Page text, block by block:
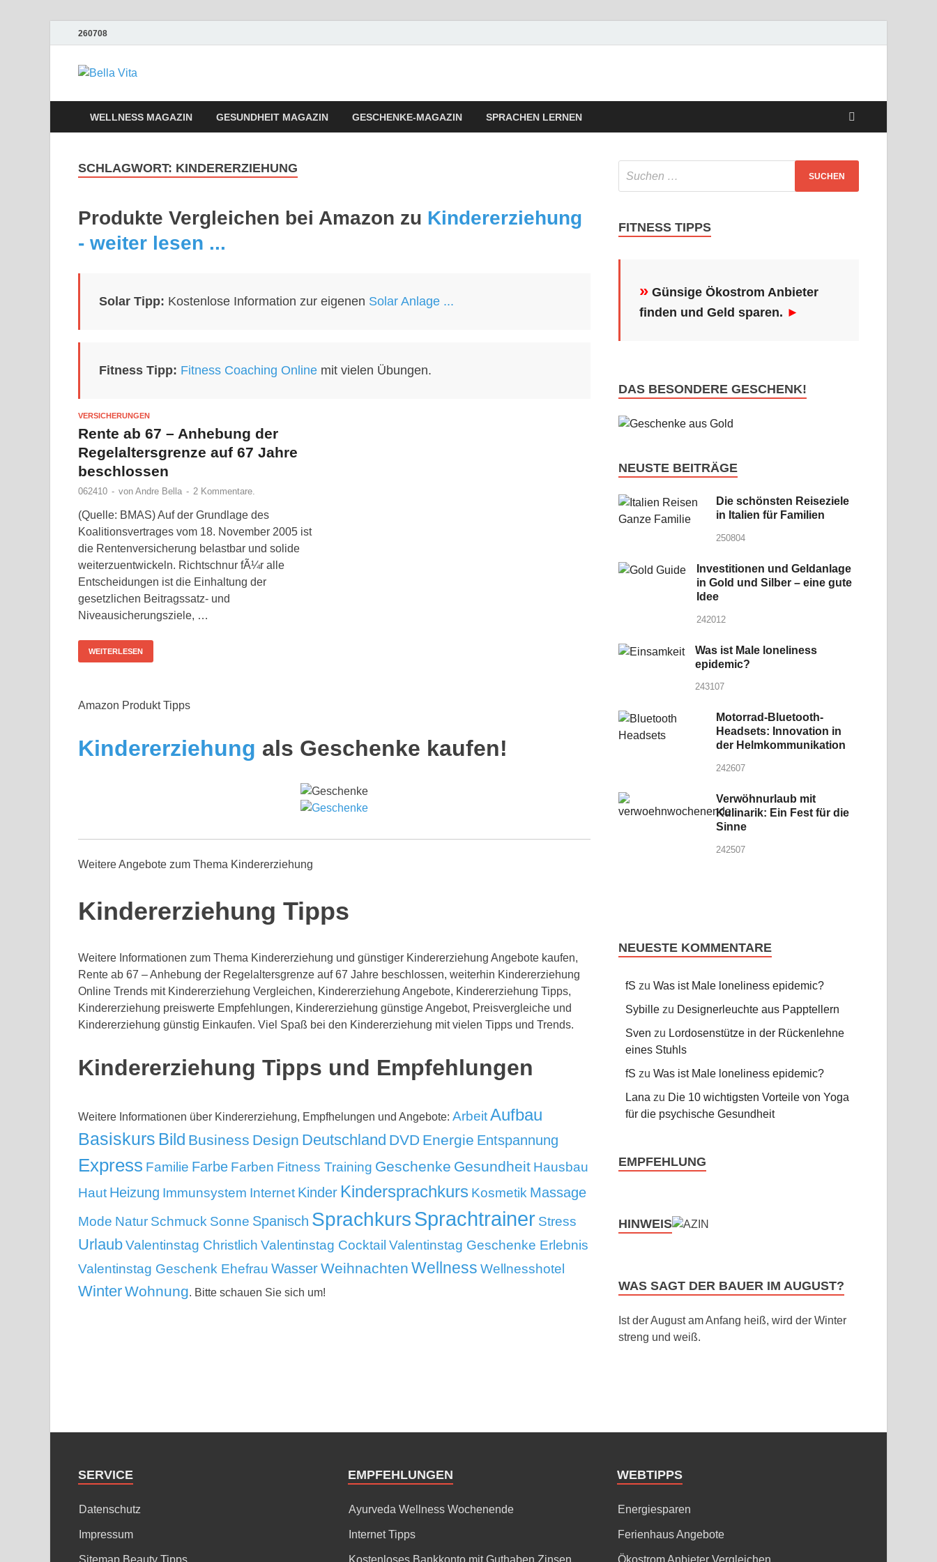
260708
Bella Vita Wellness Fitness Tipps
WELLNESS MAGAZIN GESUNDHEIT MAGAZIN GESCHENKE-MAGAZIN SPRACHEN LERNEN
SCHLAGWORT: KINDERERZIEHUNG
Produkte Vergleichen bei Amazon zu Kindererziehung
- weiter lesen ...
Solar Tipp: Kostenlose Information zur eigenen Solar Anlage ...
Fitness Tipp: Fitness Coaching Online mit vielen Übungen.
VERSICHERUNGEN
Rente ab 67 – Anhebung der
Regelaltersgrenze auf 67 Jahre
beschlossen
062410 - von Andre Bella - 2 Kommentare.
(Quelle: BMAS) Auf der Grundlage des
Koalitionsvertrages vom 18. November 2005 ist
die Rentenversicherung belastbar und solide
weiterzuentwickeln. Richtschnur fÃ¼r alle
Entscheidungen ist die Einhaltung der
gesetzlichen Beitragssatz- und
Niveausicherungsziele, …
WEITERLESEN
Amazon Produkt Tipps
Kindererziehung als Geschenke kaufen!
Weitere Angebote zum Thema Kindererziehung
Kindererziehung Tipps
Weitere Informationen zum Thema Kindererziehung und günstiger Kindererziehung Angebote kaufen,
Rente ab 67 – Anhebung der Regelaltersgrenze auf 67 Jahre beschlossen, weiterhin Kindererziehung
Online Trends mit Kindererziehung Vergleichen, Kindererziehung Angebote, Kindererziehung Tipps,
Kindererziehung preiswerte Empfehlungen, Kindererziehung günstige Angebot, Preisvergleiche und
Kindererziehung günstig Einkaufen. Viel Spaß bei den Kindererziehung mit vielen Tipps und Trends.
Kindererziehung Tipps und Empfehlungen
Weitere Informationen über Kindererziehung, Empfhelungen und Angebote: ArbeitAufbau
Basiskurs Bild Business Design Deutschland DVD Energie Entspannung
Express Familie Farbe Farben Fitness Training Geschenke Gesundheit Hausbau
Haut Heizung Immunsystem Internet Kinder Kindersprachkurs Kosmetik Massage
Mode Natur Schmuck Sonne Spanisch SprachkursSprachtrainer Stress
UrlaubValentinstag Christlich Valentinstag Cocktail Valentinstag Geschenke Erlebnis
Valentinstag Geschenk Ehefrau WasserWeihnachten Wellness Wellnesshotel
WinterWohnung. Bitte schauen Sie sich um!
FITNESS TIPPS
» Günsige Ökostrom Anbieter
finden und Geld sparen. ►
DAS BESONDERE GESCHENK!
NEUSTE BEITRÄGE
Die schönsten Reiseziele
in Italien für Familien
250804
Investitionen und Geldanlage
in Gold und Silber – eine gute
Idee
242012
Was ist Male loneliness
epidemic?
243107
Motorrad-Bluetooth-
Headsets: Innovation in
der Helmkommunikation
242607
Verwöhnurlaub mit
Kulinarik: Ein Fest für die
Sinne
242507
NEUESTE KOMMENTARE
fS zuWas ist Male loneliness epidemic?
Sybille zu Designerleuchte aus Papptellern
Sven zu Lordosenstütze in der Rückenlehne
eines Stuhls
fS zuWas ist Male loneliness epidemic?
Lana zu Die 10 wichtigsten Vorteile von Yoga
für die psychische Gesundheit
EMPFEHLUNG
HINWEIS
WAS SAGT DER BAUER IM AUGUST?
Ist der August am Anfang heiß, wird der Winter
streng und weiß.
SERVICE
Datenschutz
Impressum
Sitemap Beauty Tipps
EMPFEHLUNGEN
Ayurveda Wellness Wochenende
Internet Tipps
Kostenloses Bankkonto mit Guthaben Zinsen
WEBTIPPS
Energiesparen
Ferienhaus Angebote
Ökostrom Anbieter Vergleichen